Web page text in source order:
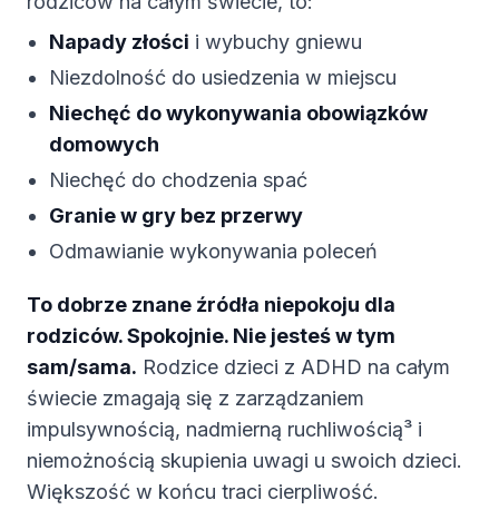
Napady złości i wybuchy gniewu
Niezdolność do usiedzenia w miejscu
Niechęć do wykonywania obowiązków
domowych
Niechęć do chodzenia spać
Granie w gry bez przerwy
Odmawianie wykonywania poleceń
To dobrze znane źródła niepokoju dla
rodziców. Spokojnie. Nie jesteś w tym
sam/sama. Rodzice dzieci z ADHD na całym
świecie zmagają się z zarządzaniem
impulsywnością, nadmierną ruchliwością³ i
niemożnością skupienia uwagi u swoich dzieci.
Większość w końcu traci cierpliwość.